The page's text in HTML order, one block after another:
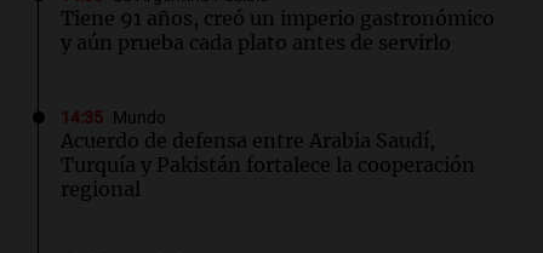
Tiene 91 años, creó un imperio gastronómico
y aún prueba cada plato antes de servirlo
14:35 Mundo
Acuerdo de defensa entre Arabia Saudí,
Turquía y Pakistán fortalece la cooperación
regional